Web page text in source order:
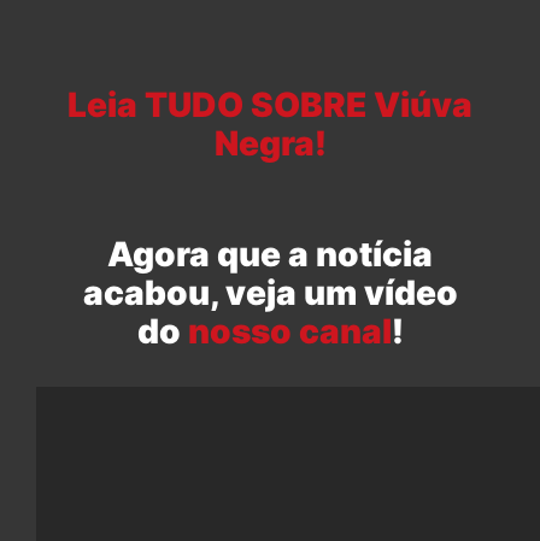
Leia TUDO SOBRE Viúva
Negra!
Agora que a notícia
acabou, veja um vídeo
do nosso canal!